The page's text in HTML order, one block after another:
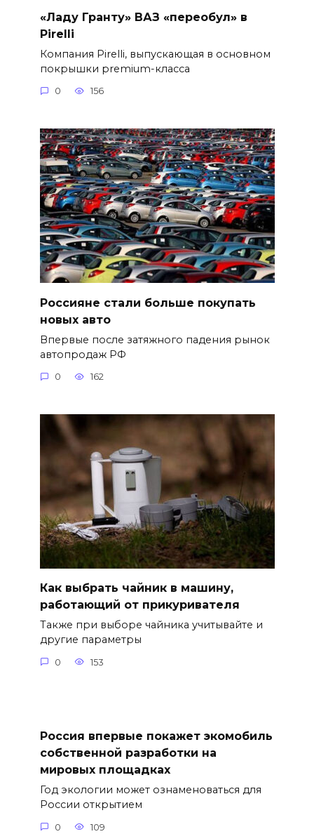
«Ладу Гранту» ВАЗ «переобул» в
Pirelli
Компания Pirelli, выпускающая в основном
покрышки premium-класса
0 156
Россияне стали больше покупать
новых авто
Впервые после затяжного падения рынок
автопродаж РФ
0 162
Как выбрать чайник в машину,
работающий от прикуривателя
Также при выборе чайника учитывайте и
другие параметры
0 153
Россия впервые покажет экомобиль
собственной разработки на
мировых площадках
Год экологии может ознаменоваться для
России открытием
0 109